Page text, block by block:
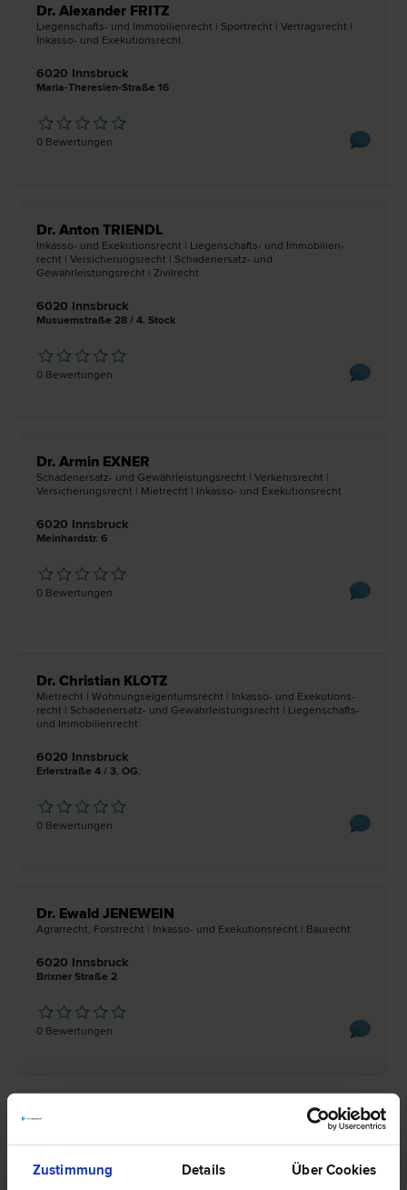
Zustimmung Details Über Cookies
Dr. Alexander FRITZ
Liegenschafts- und Immobilien­recht | Sport­recht | Vertrags­recht |
Inkasso- und Exekutions­recht
6020 Innsbruck
Maria-Theresien-Straße 16
0 Bewertungen
Dr. Anton TRIENDL
Inkasso- und Exekutions­recht | Liegenschafts- und Immobilien­
recht | Versicherungs­recht | Schadenersatz- und
Gewährleistungs­recht | Zivil­recht
6020 Innsbruck
Musuemstraße 28 / 4. Stock
0 Bewertungen
Dr. Armin EXNER
Schadenersatz- und Gewährleistungs­recht | Verkehrs­recht |
Versicherungs­recht | Miet­recht | Inkasso- und Exekutions­recht
6020 Innsbruck
Meinhardstr. 6
0 Bewertungen
Dr. Christian KLOTZ
Miet­recht | Wohnungseigentums­recht | Inkasso- und Exekutions­
recht | Schadenersatz- und Gewährleistungs­recht | Liegenschafts-
und Immobilien­recht
6020 Innsbruck
Erlerstraße 4 / 3. OG.
0 Bewertungen
Dr. Ewald JENEWEIN
Agrar­recht, Forst­recht | Inkasso- und Exekutions­recht | Bau­recht
6020 Innsbruck
Brixner Straße 2
0 Bewertungen
Dr. Harald WILLE
Exekutions­recht | Bank- und Kapitalmarkt­recht | Verkehrs­recht |
Verwaltungs­recht